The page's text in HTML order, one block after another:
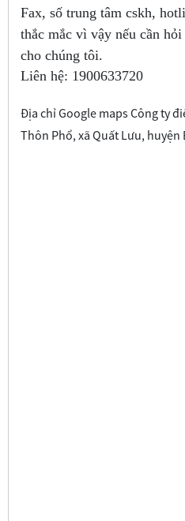
Fax, số trung tâm cskh,
thắc mắc vì vậy nếu cần
cho chúng tôi.
Liên hệ: 1900633720
Địa chỉ Google maps Công ty
Thôn Phổ, xã Quất Lưu,